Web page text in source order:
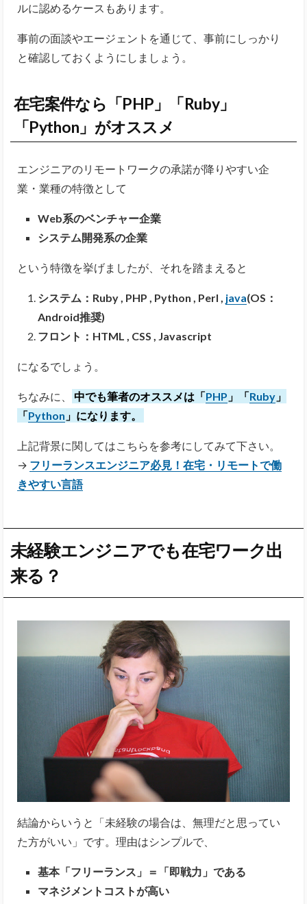
ルに認めるケースもあります。
事前の面談やエージェントを通じて、事前にしっかり
と確認しておくようにしましょう。
在宅案件なら「PHP」「Ruby」
「Python」がオススメ
エンジニアのリモートワークの承諾が降りやすい企
業・業種の特徴として
Web系のベンチャー企業
システム開発系の企業
という特徴を挙げましたが、それを踏まえると
システム：Ruby , PHP , Python , Perl , java(OS：
Android推奨)
フロント：HTML , CSS , Javascript
になるでしょう。
ちなみに、 中でも筆者のオススメは「PHP 」「Ruby 」
「Python 」になります。
上記背景に関してはこちらを参考にしてみて下さい。
→ フリーランスエンジニア必見！在宅・リモートで働
きやすい言語
未経験エンジニアでも在宅ワーク出
来る？
結論からいうと「未経験の場合は、無理だと思ってい
た方がいい」です。理由はシンプルで、
基本「フリーランス」＝「即戦力」である
マネジメントコストが高い